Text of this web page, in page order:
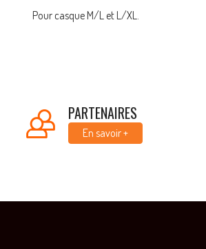
Pour casque M/L et L/XL.
PARTENAIRES
En savoir +